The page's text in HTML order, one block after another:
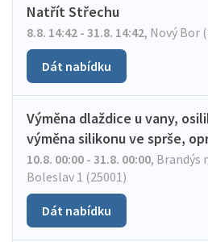
Natřít Střechu
8.8. 14:42 - 31.8. 14:42, Nový Bor
Dát nabídku
Výměna dlaždice u vany,
výměna silikonu ve sprše,
10.8. 00:00 - 31.8. 00:00, Brandýs
Boleslav 1 (25001)
Dát nabídku